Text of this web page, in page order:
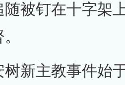
随被钉在十字架
新主教事件始